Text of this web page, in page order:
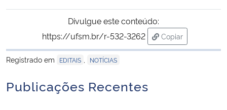
Secretaria-Geral
Secretaria de Governo
Gabinete de Segurança Institucional
Advocacia-Geral da União
Divulgue este conteúdo:
https://ufsm.br/r-532-3262
Copiar
para área de
Registrado em
EDITAIS NOTÍCIAS
Publicações Recentes